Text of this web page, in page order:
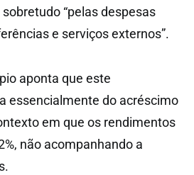
“pelas despesas
e serviços externos”.
aponta que este
essencialmente do acréscimo
em que os rendimentos
não acompanhando a